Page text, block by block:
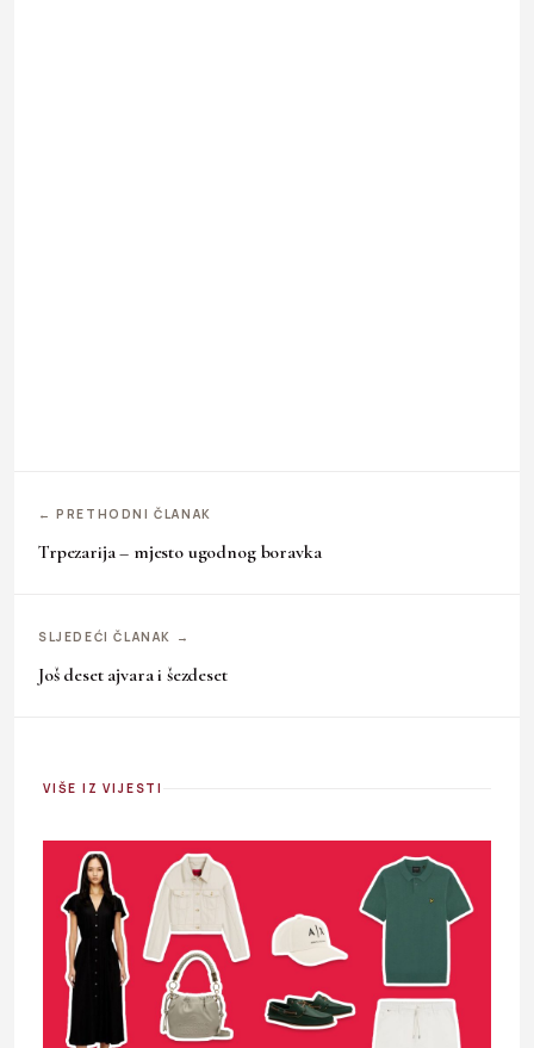
← PRETHODNI ČLANAK
Trpezarija – mjesto ugodnog boravka
SLJEDEĆI ČLANAK →
Još deset ajvara i šezdeset
VIŠE IZ VIJESTI